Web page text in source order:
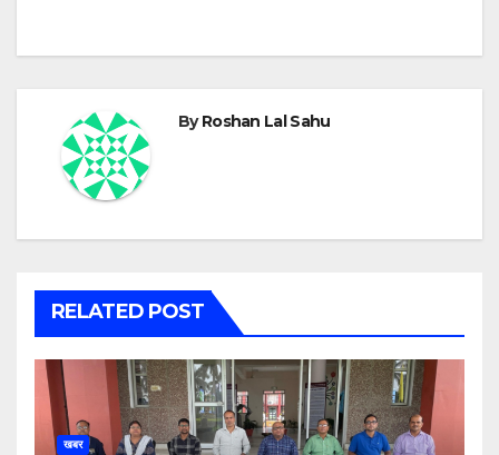
ByRoshan Lal Sahu
RELATED POST
खबर